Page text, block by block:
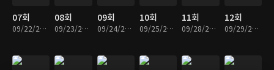
07회
09/22/2020 • 13분
08회
09/23/2020 • 13분
09회
09/24/2020 • 13분
10회
09/25/2020 • 13분
11회
09/28/2020 • 13분
12회
09/29/2020 • 13분